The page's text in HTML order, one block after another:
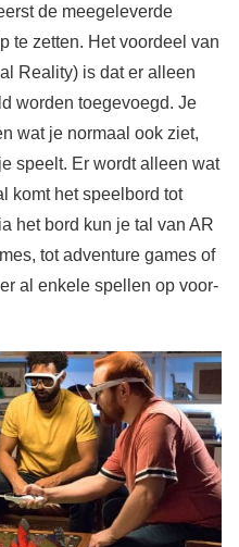
de meegeleverde
te zetten. Het voordeel van
Reality) is dat er alleen
worden toegevoegd. Je
wat je normaal ook ziet,
speelt. Er wordt alleen wat
komt het speelbord tot
het bord kun je tal van AR
tot adventure games of
al enkele spellen op voor-